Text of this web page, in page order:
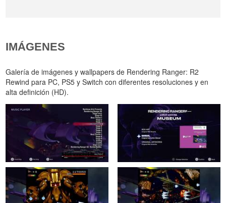
IMÁGENES
Galería de imágenes y wallpapers de Rendering Ranger: R2
Rewind para PC, PS5 y Switch con diferentes resoluciones y en
alta definición (HD).